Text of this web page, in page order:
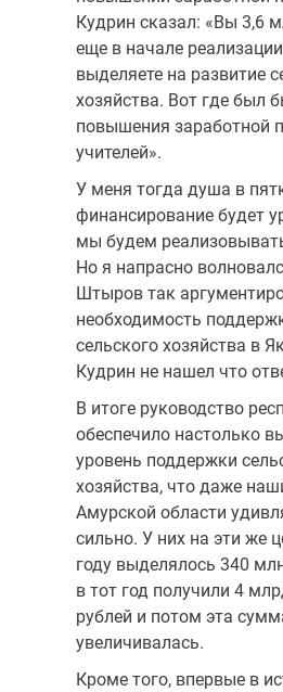
Кудрин сказал: «Вы 3,6
еще в начале
выделяете на развитие
хозяйства. Вот где был
повышения заработной
учителей».
У меня тогда душа в
финансирование будет
мы будем
Но я напрасно
Штыров так
необходимость
сельского хозяйства в
Кудрин не нашел что
В итоге руководство
обеспечило настолько
уровень поддержки
хозяйства, что даже
Амурской области
сильно. У них на эти же
году выделялось 340
в тот год получили 4
рублей и потом эта
увеличивалась.
Кроме того, впервые в